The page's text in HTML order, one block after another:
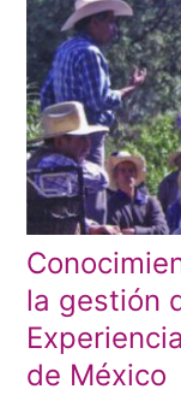
la gestión
de México